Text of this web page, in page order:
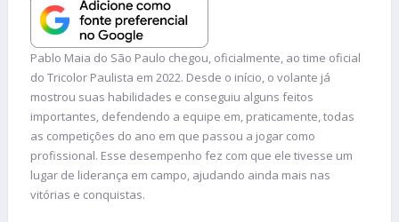
Pablo Maia do São Paulo chegou, oficialmente, ao time oficial
do Tricolor Paulista em 2022. Desde o início, o volante já
mostrou suas habilidades e conseguiu alguns feitos
importantes, defendendo a equipe em, praticamente, todas
as competições do ano em que passou a jogar como
profissional. Esse desempenho fez com que ele tivesse um
lugar de liderança em campo, ajudando ainda mais nas
vitórias e conquistas.